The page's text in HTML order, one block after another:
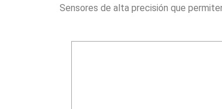
Sensores de alta precisión que